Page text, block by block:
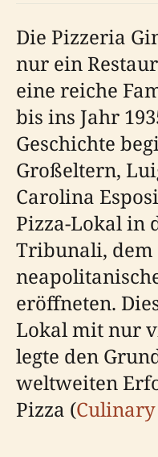
Die Pizzeria
nur ein
eine reiche
bis ins Jahr
Geschichte
Großeltern,
Carolina
Pizza-Lokal in
Tribunali, dem
eröffneten.
Lokal mit nur
legte den
weltweiten
Pizza (